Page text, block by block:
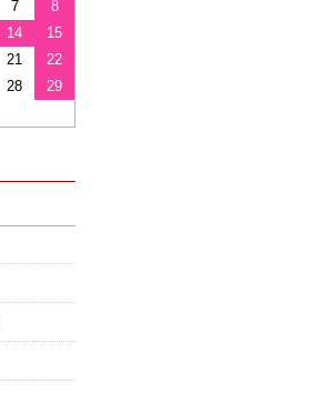
7
8
14
15
21
22
28
29